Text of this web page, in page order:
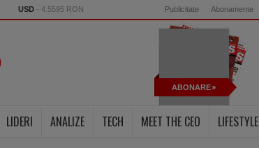
USD - 4.5595 RON Publicitate Abonamente
ABONARE
LIDERI ANALIZE TECH MEET THE CEO LIFESTYLE